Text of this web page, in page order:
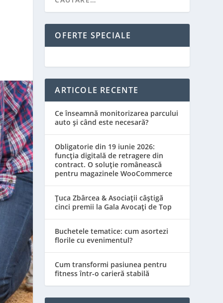
OFERTE SPECIALE
ARTICOLE RECENTE
Ce înseamnă monitorizarea parcului
auto și când este necesară?
Obligatorie din 19 iunie 2026:
funcția digitală de retragere din
contract. O soluție românească
pentru magazinele WooCommerce
Țuca Zbârcea & Asociații câștigă
cinci premii la Gala Avocați de Top
Buchetele tematice: cum asortezi
florile cu evenimentul?
Cum transformi pasiunea pentru
fitness într-o carieră stabilă